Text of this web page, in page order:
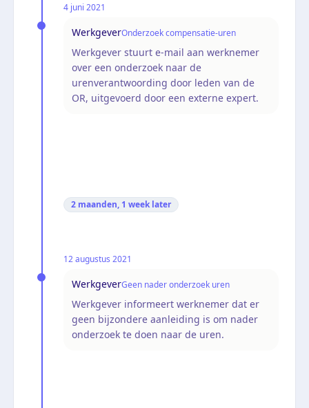
4 juni 2021
WerkgeverOnderzoek compensatie-uren
Werkgever stuurt e-mail aan werknemer
over een onderzoek naar de
urenverantwoording door leden van de
OR, uitgevoerd door een externe expert.
2 maanden, 1 week later
12 augustus 2021
WerkgeverGeen nader onderzoek uren
Werkgever informeert werknemer dat er
geen bijzondere aanleiding is om nader
onderzoek te doen naar de uren.